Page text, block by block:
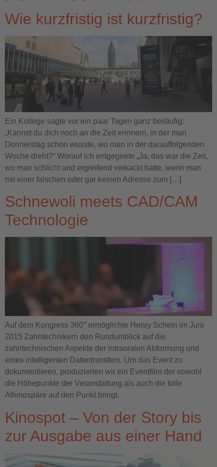
Wie kurzfristig ist kurzfristig?
Ein Kollege sagte vor ein paar Tagen ganz beiläufig:
„Kannst du dich noch an die Zeit erinnern, in der man
Donnerstag schon wusste, wo man in der darauffolgenden
Woche dreht?“ Worauf ich entgegnete „Ja, das war die Zeit,
wo man schlicht und ergreifend verkackt hatte, wenn man
mit einer falschen oder gar keinen Adresse zum […]
Schnewoli meets CAD/CAM
Technologie
Auf dem Kongress 360° ermöglichte Henry Schein im Juni
2015 Zahntechnikern den Rundumblick auf die
zahntechnischen Aspekte der intraoralen Abformung und
eines intelligenten Datentransfers. Um das Event zu
dokumentieren, produzierten wir ein Eventfilm der sowohl
die Höhepunkte der Veranstaltung als auch die tolle
Athmospäre auf den Punkt bringt.
Kinospot – Von der Story bis
zur Ausgabe aus einer Hand